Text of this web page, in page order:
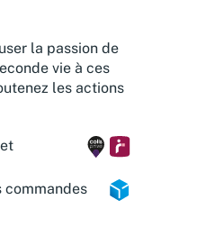
la passion de
vie à ces
les actions
commandes